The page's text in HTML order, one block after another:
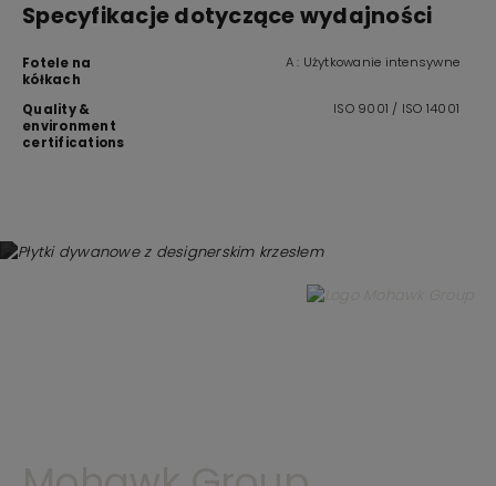
Specyfikacje dotyczące wydajności
Fotele na
kółkach
A : Użytkowanie intensywne
Quality &
environment
certifications
ISO 9001 / ISO 14001